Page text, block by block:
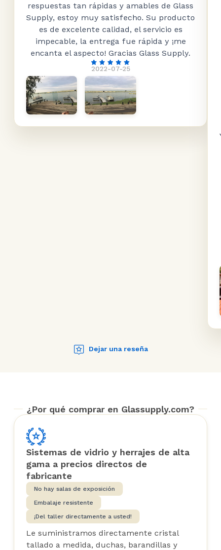
2022-07-25
respuestas tan rápidas y amables de Glass
Supply, estoy muy satisfecho. Su producto
es de excelente calidad, el servicio es
impecable, la entrega fue rápida y ¡me
encanta el aspecto! Gracias Glass Supply.
Dejar una reseña
¿Por qué comprar en Glassupply.com?
Sistemas de vidrio y herrajes de alta
gama a precios directos de
fabricante
No hay salas de exposición
Embalaje resistente
¡Del taller directamente a usted!
Le suministramos directamente cristal
tallado a medida, duchas, barandillas y